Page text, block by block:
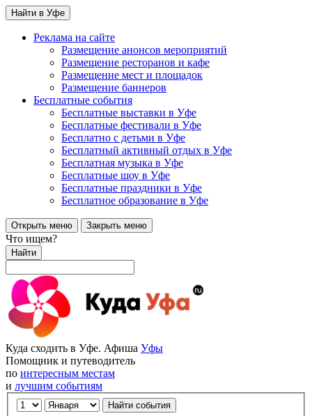
Найти в Уфе
Реклама на сайте
Размещение анонсов мероприятий
Размещение ресторанов и кафе
Размещение мест и площадок
Размещение баннеров
Бесплатные события
Бесплатные выставки в Уфе
Бесплатные фестивали в Уфе
Бесплатно с детьми в Уфе
Бесплатный активный отдых в Уфе
Бесплатная музыка в Уфе
Бесплатные шоу в Уфе
Бесплатные праздники в Уфе
Бесплатное образование в Уфе
Открыть меню Закрыть меню
Что ищем?
Найти
Куда сходить в Уфе. Афиша Уфы
Помощник и путеводитель
по интересным местам
и лучшим событиям